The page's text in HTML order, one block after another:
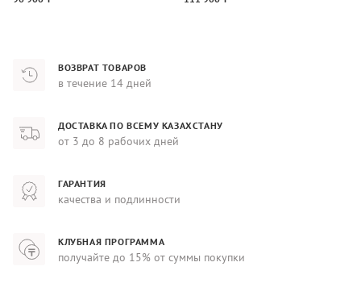
ВОЗВРАТ ТОВАРОВ
в течение 14 дней
ДОСТАВКА ПО ВСЕМУ КАЗАХСТАНУ
от 3 до 8 рабочих дней
ГАРАНТИЯ
качества и подлинности
КЛУБНАЯ ПРОГРАММА
получайте до 15% от суммы покупки